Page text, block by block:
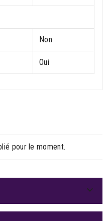
Non
Oui
pour le moment.
